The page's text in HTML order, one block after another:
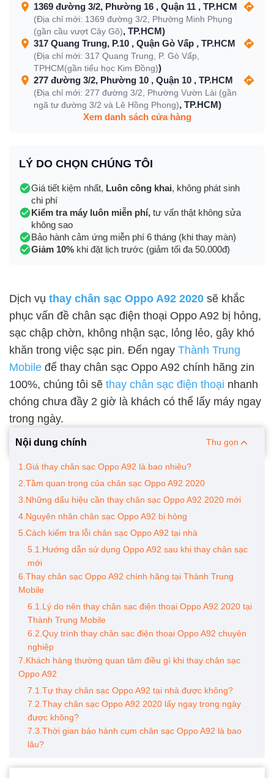
1369 đường 3/2, Phường 16 , Quận 11 , TP.HCM
(Địa chỉ mới: 1369 đường 3/2, Phường Minh Phụng
(gần cầu vượt Cây Gõ), TP.HCM)
317 Quang Trung, P.10 , Quận Gò Vấp , TP.HCM
(Địa chỉ mới: 317 Quang Trung, P. Gò Vấp,
TPHCM(gần tiểu học Kim Đồng))
277 đường 3/2, Phường 10 , Quận 10 , TP.HCM
(Địa chỉ mới: 277 đường 3/2, Phường Vườn Lài (gần
ngã tư đường 3/2 và Lê Hồng Phong), TP.HCM)
Xem danh sách cửa hàng
LÝ DO CHỌN CHÚNG TÔI
Giá tiết kiệm nhất, Luôn công khai, không phát sinh
chi phí
Kiểm tra máy luôn miễn phí, tư vấn thật không sửa
không sao
Bảo hành cảm ứng miễn phí 6 tháng (khi thay màn)
Giảm 10% khi đặt lịch trước (giảm tối đa 50.000đ)
Dịch vụ thay chân sạc Oppo A92 2020 sẽ khắc
phục vấn đề chân sạc điện thoại Oppo A92 bị hỏng,
sạc chập chờn, không nhận sạc, lỏng lẻo, gây khó
khăn trong việc sạc pin. Đến ngay Thành Trung
Mobile để thay chân sạc Oppo A92 chính hãng zin
100%, chúng tôi sẽ thay chân sạc điện thoại nhanh
chóng chưa đầy 2 giờ là khách có thể lấy máy ngay
trong ngày.
Nội dung chính Thu gọn
1.Giá thay chân sạc Oppo A92 là bao nhiêu?
2.Tầm quan trọng của chân sạc Oppo A92 2020
3.Những dấu hiệu cần thay chân sạc Oppo A92 2020 mới
4.Nguyên nhân chân sạc Oppo A92 bị hỏng
5.Cách kiểm tra lỗi chân sạc Oppo A92 tại nhà
5.1.Hướng dẫn sử dụng Oppo A92 sau khi thay chân sạc
mới
6.Thay chân sạc Oppo A92 chính hãng tại Thành Trung
Mobile
6.1.Lý do nên thay chân sạc điện thoại Oppo A92 2020 tại
Thành Trung Mobile
6.2.Quy trình thay chân sạc điện thoại Oppo A92 chuyên
nghiệp
7.Khách hàng thường quan tâm điều gì khi thay chân sạc
Oppo A92
7.1.Tự thay chân sạc Oppo A92 tại nhà được không?
7.2.Thay chân sạc Oppo A92 2020 lấy ngay trong ngày
được không?
7.3.Thời gian bảo hành cụm chân sạc Oppo A92 là bao
lâu?